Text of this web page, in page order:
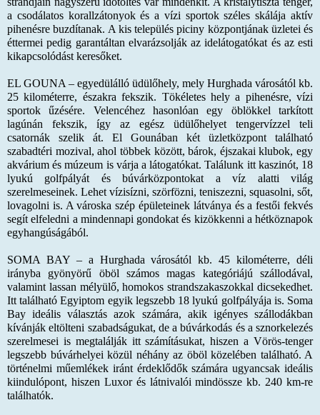
a csodálatos korallzátonyok és a vízi sportok széles skálája aktív
pihenésre buzdítanak. A kis település piciny központjának üzletei és
éttermei pedig garantáltan elvarázsolják az idelátogatókat és az esti
kikapcsolódást keresőket.
EL GOUNA – egyedülálló üdülőhely, mely Hurghada városától kb.
25 kilométerre, északra fekszik. Tökéletes hely a pihenésre, vízi
sportok űzésére. Velencéhez hasonlóan egy öblökkel tarkított
lagúnán fekszik, így az egész üdülőhelyet tengervízzel teli
csatornák szelik át. El Gounában két üzletközpont található
szabadtéri mozival, ahol többek között, bárok, éjszakai klubok, egy
akvárium és múzeum is várja a látogatókat. Találunk itt kaszinót, 18
lyukú golfpályát és búvárközpontokat a víz alatti világ
szerelmeseinek. Lehet vízisízni, szörfözni, teniszezni, squasolni, sőt,
lovagolni is. A városka szép épületeinek látványa és a festői fekvés
segít elfeledni a mindennapi gondokat és kizökkenni a hétköznapok
egyhangúságából.
SOMA BAY– a Hurghada városától kb. 45 kilométerre, déli
irányba gyönyörű öböl számos magas kategóriájú szállodával,
valamint lassan mélyülő, homokos strandszakaszokkal dicsekedhet.
Itt található Egyiptom egyik legszebb 18 lyukú golfpályája is. Soma
Bay ideális választás azok számára, akik igényes szállodákban
kívánják eltölteni szabadságukat, de a búvárkodás és a sznorkelezés
szerelmesei is megtalálják itt számításukat, hiszen a Vörös-tenger
legszebb búvárhelyei közül néhány az öböl közelében található. A
történelmi műemlékek iránt érdeklődők számára ugyancsak ideális
kiindulópont, hiszen Luxor és látnivalói mindössze kb. 240 km-re
találhatók.